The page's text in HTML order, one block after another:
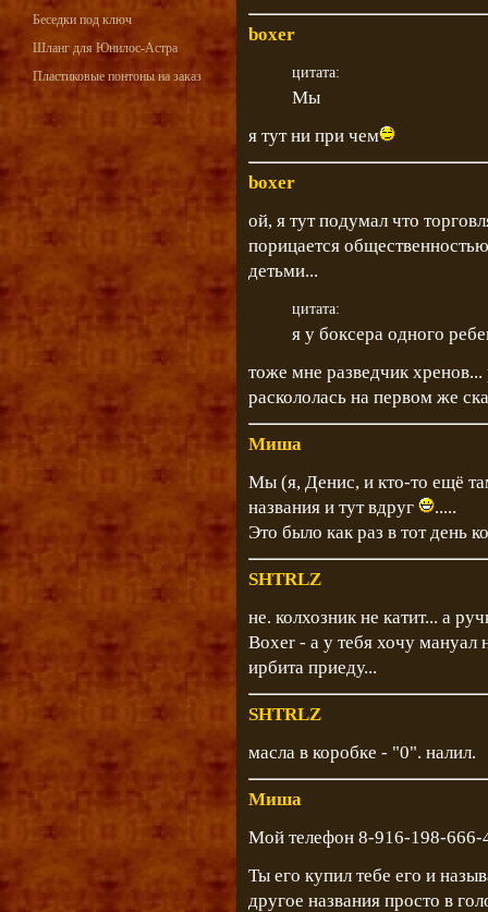
Беседки под ключ
Шланг для Юнилос-Астра
Пластиковые понтоны на заказ
boxer
цитата:
Мы
я тут ни при чем
boxer
ой, я тут подумал что
порицается
детьми...
цитата:
я у боксера одного
тоже мне разведчик хренов...
раскололась на первом же
Миша
Мы (я, Денис, и кто-то ещё
названия и тут вдруг
.....
Это было как раз в тот день
SHTRLZ
не. колхозник не катит... а
Boxer - а у тебя хочу мануал
ирбита приеду...
SHTRLZ
масла в коробке - "0". налил.
Миша
Мой телефон 8-916-198-666-
Ты его купил тебе его и
другое названия просто в